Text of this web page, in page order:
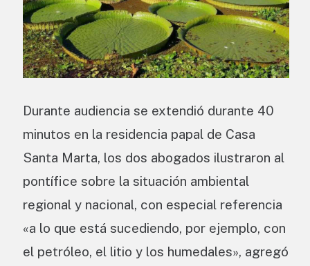
Durante audiencia se extendió durante 40
minutos en la residencia papal de Casa
Santa Marta, los dos abogados ilustraron al
pontífice sobre la situación ambiental
regional y nacional, con especial referencia
«a lo que está sucediendo, por ejemplo, con
el petróleo, el litio y los humedales», agregó